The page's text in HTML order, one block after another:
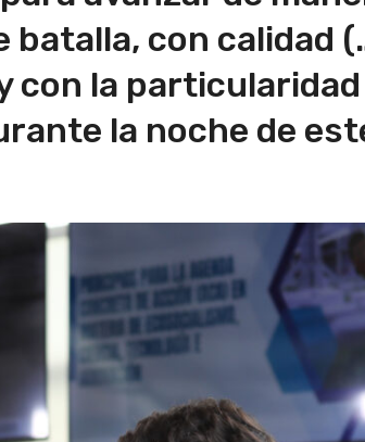
con calidad
con la particularidad
la noche de